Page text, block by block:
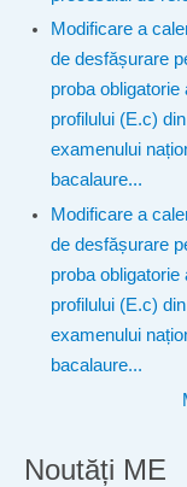
Modificare a
de desfășurare
proba obligatorie
profilului (E.c)
examenului
bacalaure...
Modificare a
de desfășurare
proba obligatorie
profilului (E.c)
examenului
bacalaure...
Noutăți ME